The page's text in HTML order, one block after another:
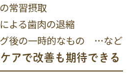
常習摂取
よる歯肉の退縮
後の一時的なもの …など
アで改善も期待できる